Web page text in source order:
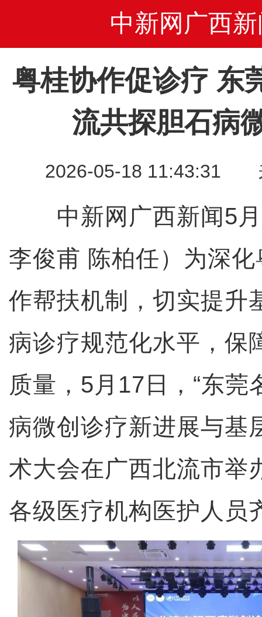
中新网广西新
粤桂协作促诊疗 东
流共探胆石病
2026-05-18 11:43:31
中新网广西新闻5月
李俊甫 陈柏任）为深
作帮扶机制，切实提升
病诊疗规范化水平，保
质量，5月17日，“东莞
病微创诊疗新进展与基
术大会在广西北流市举
各级医疗机构医护人员